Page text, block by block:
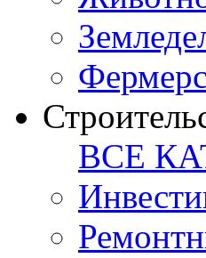
ВСЕ